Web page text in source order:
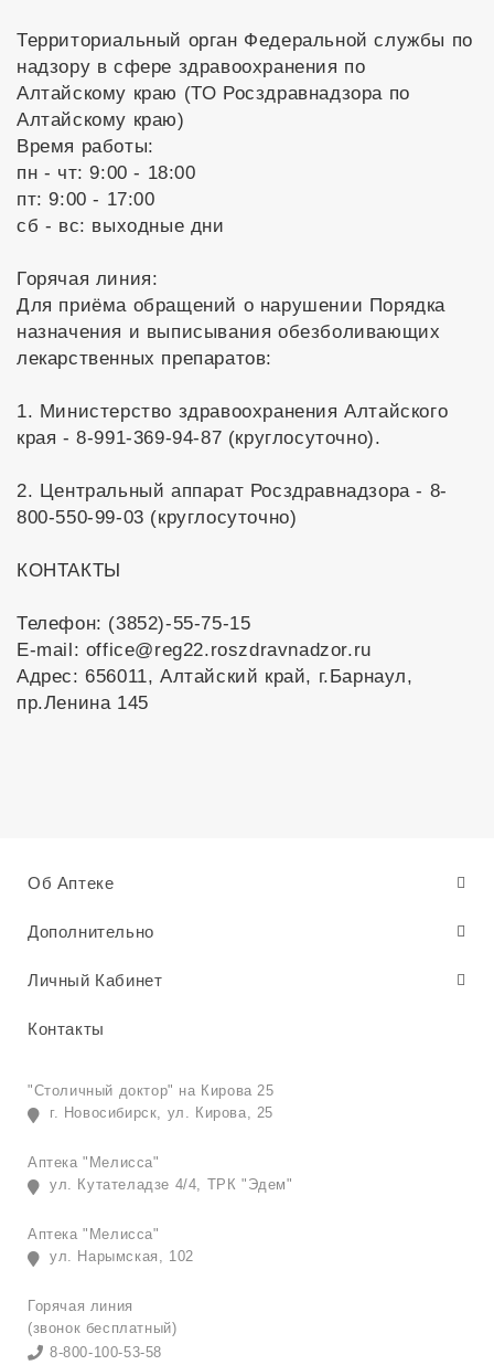
Территориальный орган Федеральной службы по
надзору в сфере здравоохранения по
Алтайскому краю (ТО Росздравнадзора по
Алтайскому краю)
Время работы:
пн - чт: 9:00 - 18:00
пт: 9:00 - 17:00
сб - вс: выходные дни
Горячая линия:
Для приёма обращений о нарушении Порядка
назначения и выписывания обезболивающих
лекарственных препаратов:
1. Министерство здравоохранения Алтайского
края - 8-991-369-94-87 (круглосуточно).
2. Центральный аппарат Росздравнадзора - 8-
800-550-99-03 (круглосуточно)
КОНТАКТЫ
Телефон: (3852)-55-75-15
E-mail: office@reg22.roszdravnadzor.ru
Адрес: 656011, Алтайский край, г.Барнаул,
пр.Ленина 145
Об Аптеке
Дополнительно
Личный Кабинет
Контакты
"Столичный доктор" на Кирова 25
г. Новосибирск, ул. Кирова, 25
Аптека "Мелисса"
ул. Кутателадзе 4/4, ТРК "Эдем"
Аптека "Мелисса"
ул. Нарымская, 102
Горячая линия
(звонок бесплатный)
8-800-100-53-58